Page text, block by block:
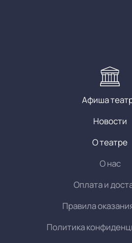
Афиша
Новости
О театре
О нас
Оплата и
Правила
Политика